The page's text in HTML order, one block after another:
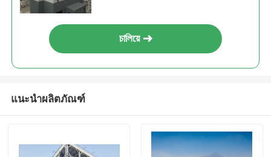
চালিয়ে
แนะนำผลิตภัณฑ์